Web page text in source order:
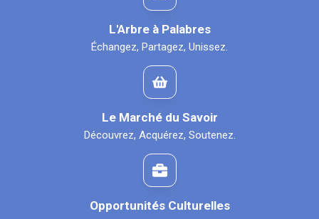
L'Arbre à Palabres
Échangez, Partagez, Unissez.
Le Marché du Savoir
Découvrez, Acquérez, Soutenez.
Opportunités Culturelles